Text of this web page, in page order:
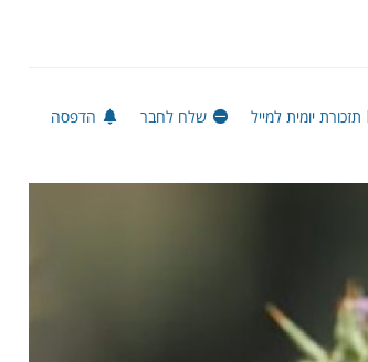
תזכורת יומית למייל שלח לחבר הדפסה